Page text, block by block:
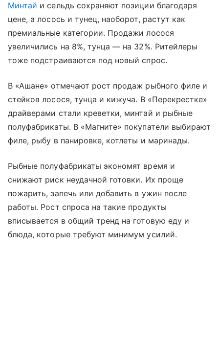
Минтай и сельдь сохраняют позиции благодаря
цене, а лосось и тунец, наоборот, растут как
премиальные категории. Продажи лосося
увеличились на 8%, тунца — на 32%. Ритейлеры
тоже подстраиваются под новый спрос.
В «Ашане» отмечают рост продаж рыбного филе и
стейков лосося, тунца и кижуча. В «Перекрестке»
драйверами стали креветки, минтай и рыбные
полуфабрикаты. В «Магните» покупатели выбирают
филе, рыбу в панировке, котлеты и маринады.
Рыбные полуфабрикаты экономят время и
снижают риск неудачной готовки. Их проще
пожарить, запечь или добавить в ужин после
работы. Рост спроса на такие продукты
вписывается в общий тренд на готовую еду и
блюда, которые требуют минимум усилий.